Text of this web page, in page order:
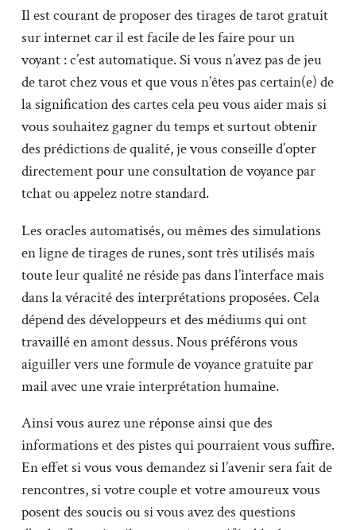
Il est courant de proposer des tirages de tarot gratuit
sur internet car il est facile de les faire pour un
voyant : c’est automatique. Si vous n’avez pas de jeu
de tarot chez vous et que vous n’êtes pas certain(e) de
la signification des cartes cela peu vous aider mais si
vous souhaitez gagner du temps et surtout obtenir
des prédictions de qualité, je vous conseille d’opter
directement pour une consultation de voyance par
tchat ou appelez notre standard.
Les oracles automatisés, ou mêmes des simulations
en ligne de tirages de runes, sont très utilisés mais
toute leur qualité ne réside pas dans l’interface mais
dans la véracité des interprétations proposées. Cela
dépend des développeurs et des médiums qui ont
travaillé en amont dessus. Nous préférons vous
aiguiller vers une formule de voyance gratuite par
mail avec une vraie interprétation humaine.
Ainsi vous aurez une réponse ainsi que des
informations et des pistes qui pourraient vous suffire.
En effet si vous vous demandez si l’avenir sera fait de
rencontres, si votre couple et votre amoureux vous
posent des soucis ou si vous avez des questions